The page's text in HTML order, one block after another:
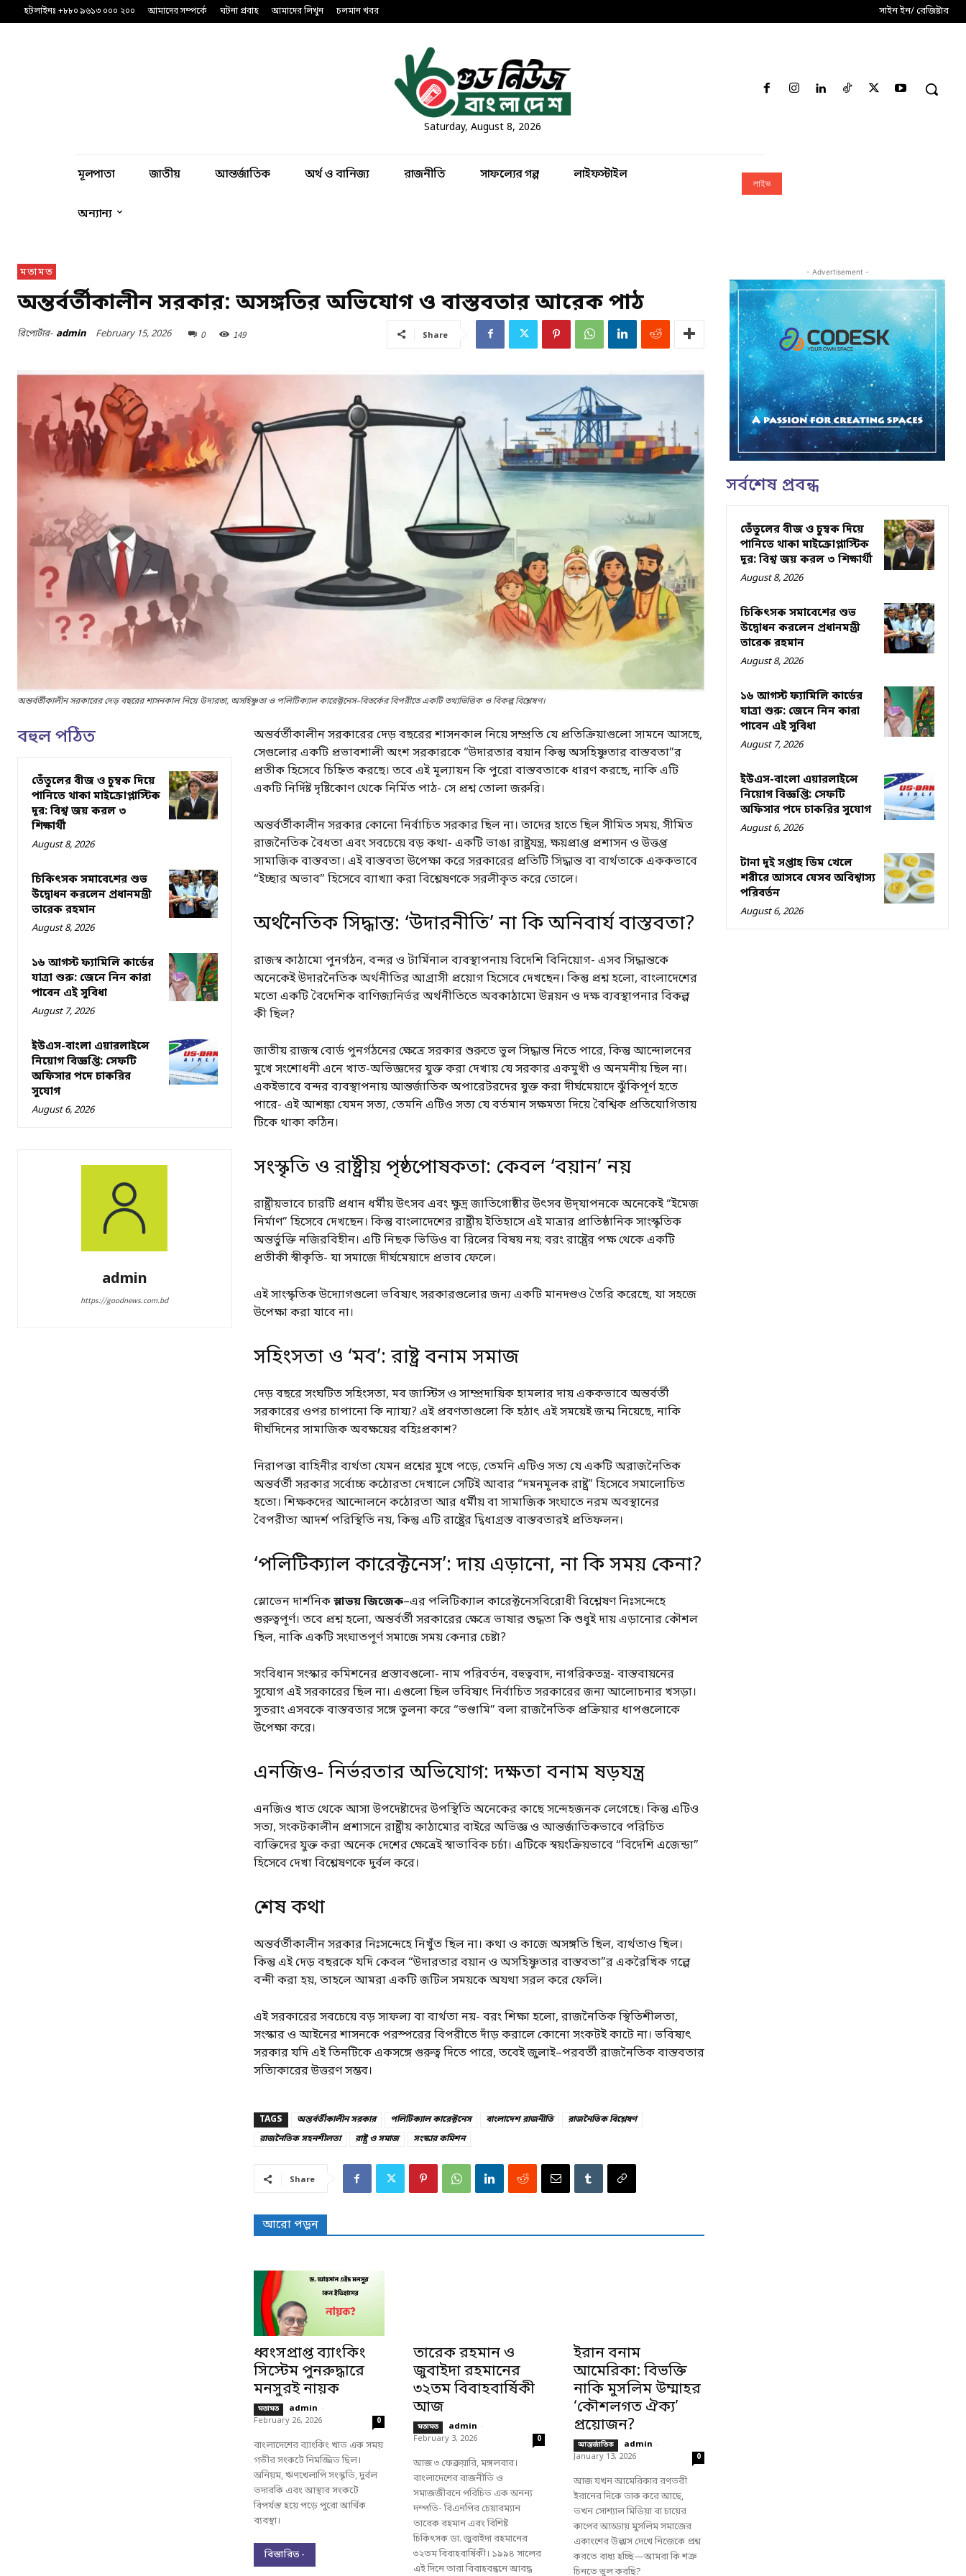
হটলাইনঃ +৮৮০ ৯৬১৩ ০০০ ২০০ আমাদের সম্পর্কে ঘটনা প্রবাহ আমাদের লিখুন চলমান খবর সাইন ইন/ রেজিষ্টার
Saturday, August 8, 2026
মূলপাতা জাতীয় আন্তর্জাতিক অর্থ ও বানিজ্য রাজনীতি সাফল্যের গল্প লাইফস্টাইল
অন্যান্য
লাইভ
মতামত
অন্তর্বর্তীকালীন সরকার: অসঙ্গতির অভিযোগ ও বাস্তবতার আরেক পাঠ
রিপোর্টার- admin February 15, 2026 0 149 Share
অন্তর্বর্তীকালীন সরকারের দেড় বছরের শাসনকাল নিয়ে উদারতা, অসহিষ্ণুতা ও পলিটিক্যাল কারেক্টনেস–বিতর্কের বিপরীতে একটি তথ্যভিত্তিক ও বিকল্প বিশ্লেষণ।
বহুল পঠিত
তেঁতুলের বীজ ও চুম্বক দিয়ে
পানিতে থাকা মাইক্রোপ্লাস্টিক
দূর: বিশ্ব জয় করল ৩
শিক্ষার্থী
August 8, 2026
চিকিৎসক সমাবেশের শুভ
উদ্বোধন করলেন প্রধানমন্ত্রী
তারেক রহমান
August 8, 2026
১৬ আগস্ট ফ্যামিলি কার্ডের
যাত্রা শুরু: জেনে নিন কারা
পাবেন এই সুবিধা
August 7, 2026
ইউএস-বাংলা এয়ারলাইন্সে
নিয়োগ বিজ্ঞপ্তি: সেফটি
অফিসার পদে চাকরির
সুযোগ
August 6, 2026
admin
https://goodnews.com.bd
অন্তর্বর্তীকালীন সরকারের দেড় বছরের শাসনকাল নিয়ে সম্প্রতি যে প্রতিক্রিয়াগুলো সামনে আসছে,
সেগুলোর একটি প্রভাবশালী অংশ সরকারকে “উদারতার বয়ান কিন্তু অসহিষ্ণুতার বাস্তবতা”র
প্রতীক হিসেবে চিহ্নিত করছে। তবে এই মূল্যায়ন কি পুরো বাস্তবতাকে ধারণ করছে, নাকি এটি
একটি নির্দিষ্ট দৃষ্টিকোণ থেকে নির্মিত পাঠ- সে প্রশ্ন তোলা জরুরি।
অন্তর্বর্তীকালীন সরকার কোনো নির্বাচিত সরকার ছিল না। তাদের হাতে ছিল সীমিত সময়, সীমিত
রাজনৈতিক বৈধতা এবং সবচেয়ে বড় কথা- একটি ভাঙা রাষ্ট্রযন্ত্র, ক্ষয়প্রাপ্ত প্রশাসন ও উত্তপ্ত
সামাজিক বাস্তবতা। এই বাস্তবতা উপেক্ষা করে সরকারের প্রতিটি সিদ্ধান্ত বা ব্যর্থতাকে এককভাবে
“ইচ্ছার অভাব” হিসেবে ব্যাখ্যা করা বিশ্লেষণকে সরলীকৃত করে তোলে।
অর্থনৈতিক সিদ্ধান্ত: ‘উদারনীতি’ না কি অনিবার্য বাস্তবতা?
রাজস্ব কাঠামো পুনর্গঠন, বন্দর ও টার্মিনাল ব্যবস্থাপনায় বিদেশি বিনিয়োগ- এসব সিদ্ধান্তকে
অনেকেই উদারনৈতিক অর্থনীতির আগ্রাসী প্রয়োগ হিসেবে দেখছেন। কিন্তু প্রশ্ন হলো, বাংলাদেশের
মতো একটি বৈদেশিক বাণিজ্যনির্ভর অর্থনীতিতে অবকাঠামো উন্নয়ন ও দক্ষ ব্যবস্থাপনার বিকল্প
কী ছিল?
জাতীয় রাজস্ব বোর্ড পুনর্গঠনের ক্ষেত্রে সরকার শুরুতে ভুল সিদ্ধান্ত নিতে পারে, কিন্তু আন্দোলনের
মুখে সংশোধনী এনে খাত-অভিজ্ঞদের যুক্ত করা দেখায় যে সরকার একমুখী ও অনমনীয় ছিল না।
একইভাবে বন্দর ব্যবস্থাপনায় আন্তর্জাতিক অপারেটরদের যুক্ত করা দীর্ঘমেয়াদে ঝুঁকিপূর্ণ হতে
পারে- এই আশঙ্কা যেমন সত্য, তেমনি এটিও সত্য যে বর্তমান সক্ষমতা দিয়ে বৈশ্বিক প্রতিযোগিতায়
টিকে থাকা কঠিন।
সংস্কৃতি ও রাষ্ট্রীয় পৃষ্ঠপোষকতা: কেবল ‘বয়ান’ নয়
রাষ্ট্রীয়ভাবে চারটি প্রধান ধর্মীয় উৎসব এবং ক্ষুদ্র জাতিগোষ্ঠীর উৎসব উদ্‌যাপনকে অনেকেই “ইমেজ
নির্মাণ” হিসেবে দেখছেন। কিন্তু বাংলাদেশের রাষ্ট্রীয় ইতিহাসে এই মাত্রার প্রাতিষ্ঠানিক সাংস্কৃতিক
অন্তর্ভুক্তি নজিরবিহীন। এটি নিছক ভিডিও বা রিলের বিষয় নয়; বরং রাষ্ট্রের পক্ষ থেকে একটি
প্রতীকী স্বীকৃতি- যা সমাজে দীর্ঘমেয়াদে প্রভাব ফেলে।
এই সাংস্কৃতিক উদ্যোগগুলো ভবিষ্যৎ সরকারগুলোর জন্য একটি মানদণ্ডও তৈরি করেছে, যা সহজে
উপেক্ষা করা যাবে না।
সহিংসতা ও ‘মব’: রাষ্ট্র বনাম সমাজ
দেড় বছরে সংঘটিত সহিংসতা, মব জাস্টিস ও সাম্প্রদায়িক হামলার দায় এককভাবে অন্তর্বর্তী
সরকারের ওপর চাপানো কি ন্যায্য? এই প্রবণতাগুলো কি হঠাৎ এই সময়েই জন্ম নিয়েছে, নাকি
দীর্ঘদিনের সামাজিক অবক্ষয়ের বহিঃপ্রকাশ?
নিরাপত্তা বাহিনীর ব্যর্থতা যেমন প্রশ্নের মুখে পড়ে, তেমনি এটিও সত্য যে একটি অরাজনৈতিক
অন্তর্বর্তী সরকার সর্বোচ্চ কঠোরতা দেখালে সেটিই আবার “দমনমূলক রাষ্ট্র” হিসেবে সমালোচিত
হতো। শিক্ষকদের আন্দোলনে কঠোরতা আর ধর্মীয় বা সামাজিক সংঘাতে নরম অবস্থানের
বৈপরীত্য আদর্শ পরিস্থিতি নয়, কিন্তু এটি রাষ্ট্রের দ্বিধাগ্রস্ত বাস্তবতারই প্রতিফলন।
‘পলিটিক্যাল কারেক্টনেস’: দায় এড়ানো, না কি সময় কেনা?
স্লোভেন দার্শনিকস্লাভয় জিজেক–এর পলিটিক্যাল কারেক্টনেসবিরোধী বিশ্লেষণ নিঃসন্দেহে
গুরুত্বপূর্ণ। তবে প্রশ্ন হলো, অন্তর্বর্তী সরকারের ক্ষেত্রে ভাষার শুদ্ধতা কি শুধুই দায় এড়ানোর কৌশল
ছিল, নাকি একটি সংঘাতপূর্ণ সমাজে সময় কেনার চেষ্টা?
সংবিধান সংস্কার কমিশনের প্রস্তাবগুলো- নাম পরিবর্তন, বহুত্ববাদ, নাগরিকতন্ত্র- বাস্তবায়নের
সুযোগ এই সরকারের ছিল না। এগুলো ছিল ভবিষ্যৎ নির্বাচিত সরকারের জন্য আলোচনার খসড়া।
সুতরাং এসবকে বাস্তবতার সঙ্গে তুলনা করে “ভণ্ডামি” বলা রাজনৈতিক প্রক্রিয়ার ধাপগুলোকে
উপেক্ষা করে।
এনজিও- নির্ভরতার অভিযোগ: দক্ষতা বনাম ষড়যন্ত্র
এনজিও খাত থেকে আসা উপদেষ্টাদের উপস্থিতি অনেকের কাছে সন্দেহজনক লেগেছে। কিন্তু এটিও
সত্য, সংকটকালীন প্রশাসনে রাষ্ট্রীয় কাঠামোর বাইরে অভিজ্ঞ ও আন্তর্জাতিকভাবে পরিচিত
ব্যক্তিদের যুক্ত করা অনেক দেশের ক্ষেত্রেই স্বাভাবিক চর্চা। এটিকে স্বয়ংক্রিয়ভাবে “বিদেশি এজেন্ডা”
হিসেবে দেখা বিশ্লেষণকে দুর্বল করে।
শেষ কথা
অন্তর্বর্তীকালীন সরকার নিঃসন্দেহে নিখুঁত ছিল না। কথা ও কাজে অসঙ্গতি ছিল, ব্যর্থতাও ছিল।
কিন্তু এই দেড় বছরকে যদি কেবল “উদারতার বয়ান ও অসহিষ্ণুতার বাস্তবতা”র একরৈখিক গল্পে
বন্দী করা হয়, তাহলে আমরা একটি জটিল সময়কে অযথা সরল করে ফেলি।
এই সরকারের সবচেয়ে বড় সাফল্য বা ব্যর্থতা নয়- বরং শিক্ষা হলো, রাজনৈতিক স্থিতিশীলতা,
সংস্কার ও আইনের শাসনকে পরস্পরের বিপরীতে দাঁড় করালে কোনো সংকটই কাটে না। ভবিষ্যৎ
সরকার যদি এই তিনটিকে একসঙ্গে গুরুত্ব দিতে পারে, তবেই জুলাই–পরবর্তী রাজনৈতিক বাস্তবতার
সত্যিকারের উত্তরণ সম্ভব।
TAGS অন্তর্বর্তীকালীন সরকার পলিটিক্যাল কারেক্টনেস বাংলাদেশ রাজনীতি
রাজনৈতিক বিশ্লেষণ
রাজনৈতিক সহনশীলতা
রাষ্ট্র ও সমাজ সংস্কার কমিশন
Share
আরো পড়ুন
ধ্বংসপ্রাপ্ত ব্যাংকিং
সিস্টেম পুনরুদ্ধারে
মনসুরই নায়ক
মতামত admin -
February 26, 2026
0
বাংলাদেশের ব্যাংকিং খাত এক সময়
গভীর সংকটে নিমজ্জিত ছিল।
অনিয়ম, ঋণখেলাপি সংস্কৃতি, দুর্বল
তদারকি এবং আস্থার সংকটে
বিপর্যস্ত হয়ে পড়ে পুরো আর্থিক
ব্যবস্থা।
বিস্তারিত -
তারেক রহমান ও
জুবাইদা রহমানের
৩২তম বিবাহবার্ষিকী
আজ
মতামত admin -
February 3, 2026
0
আজ ৩ ফেব্রুয়ারি, মঙ্গলবার।
বাংলাদেশের রাজনীতি ও
সমাজজীবনে পরিচিত এক অনন্য
দম্পতি- বিএনপির চেয়ারম্যান
তারেক রহমান এবং বিশিষ্ট
চিকিৎসক ডা. জুবাইদা রহমানের
৩২তম বিবাহবার্ষিকী। ১৯৯৪ সালের
এই দিনে তারা বিবাহবন্ধনে আবদ্ধ
ইরান বনাম
আমেরিকা: বিভক্তি
নাকি মুসলিম উম্মাহর
‘কৌশলগত ঐক্য’
প্রয়োজন?
আন্তর্জাতিক admin -
January 13, 2026
0
আজ যখন আমেরিকার রণতরী
ইরানের দিকে তাক করে আছে,
তখন সোশ্যাল মিডিয়া বা চায়ের
কাপের আড্ডায় মুসলিম সমাজের
একাংশের উল্লাস দেখে নিজেকে প্রশ্ন
করতে বাধ্য হচ্ছি—আমরা কি শত্রু
চিনতে ভুল করছি?
- Advertisement -
সর্বশেষ প্রবন্ধ
তেঁতুলের বীজ ও চুম্বক দিয়ে
পানিতে থাকা মাইক্রোপ্লাস্টিক
দূর: বিশ্ব জয় করল ৩ শিক্ষার্থী
August 8, 2026
চিকিৎসক সমাবেশের শুভ
উদ্বোধন করলেন প্রধানমন্ত্রী
তারেক রহমান
August 8, 2026
১৬ আগস্ট ফ্যামিলি কার্ডের
যাত্রা শুরু: জেনে নিন কারা
পাবেন এই সুবিধা
August 7, 2026
ইউএস-বাংলা এয়ারলাইন্সে
নিয়োগ বিজ্ঞপ্তি: সেফটি
অফিসার পদে চাকরির সুযোগ
August 6, 2026
টানা দুই সপ্তাহ ডিম খেলে
শরীরে আসবে যেসব অবিশ্বাস্য
পরিবর্তন
August 6, 2026